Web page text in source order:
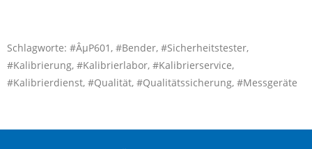
Schlagworte: #ÂµP601, #Bender, #Sicherheitstester,
#Kalibrierung, #Kalibrierlabor, #Kalibrierservice,
#Kalibrierdienst, #Qualität, #Qualitätssicherung, #Messgeräte